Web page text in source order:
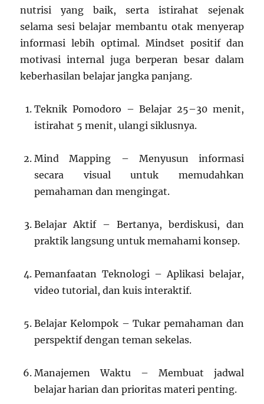
nutrisi yang baik, serta istirahat sejenak
selama sesi belajar membantu otak menyerap
informasi lebih optimal. Mindset positif dan
motivasi internal juga berperan besar dalam
keberhasilan belajar jangka panjang.
Teknik Pomodoro – Belajar 25–30 menit,
istirahat 5 menit, ulangi siklusnya.
Mind Mapping – Menyusun informasi
secara visual untuk memudahkan
pemahaman dan mengingat.
Belajar Aktif – Bertanya, berdiskusi, dan
praktik langsung untuk memahami konsep.
Pemanfaatan Teknologi – Aplikasi belajar,
video tutorial, dan kuis interaktif.
Belajar Kelompok – Tukar pemahaman dan
perspektif dengan teman sekelas.
Manajemen Waktu – Membuat jadwal
belajar harian dan prioritas materi penting.